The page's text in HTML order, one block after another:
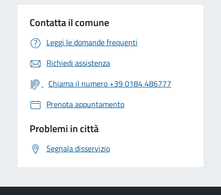
Contatta il comune
Leggi le domande frequenti
Richiedi assistenza
Chiama il numero +39 0184 486777
Prenota appuntamento
Problemi in città
Segnala disservizio